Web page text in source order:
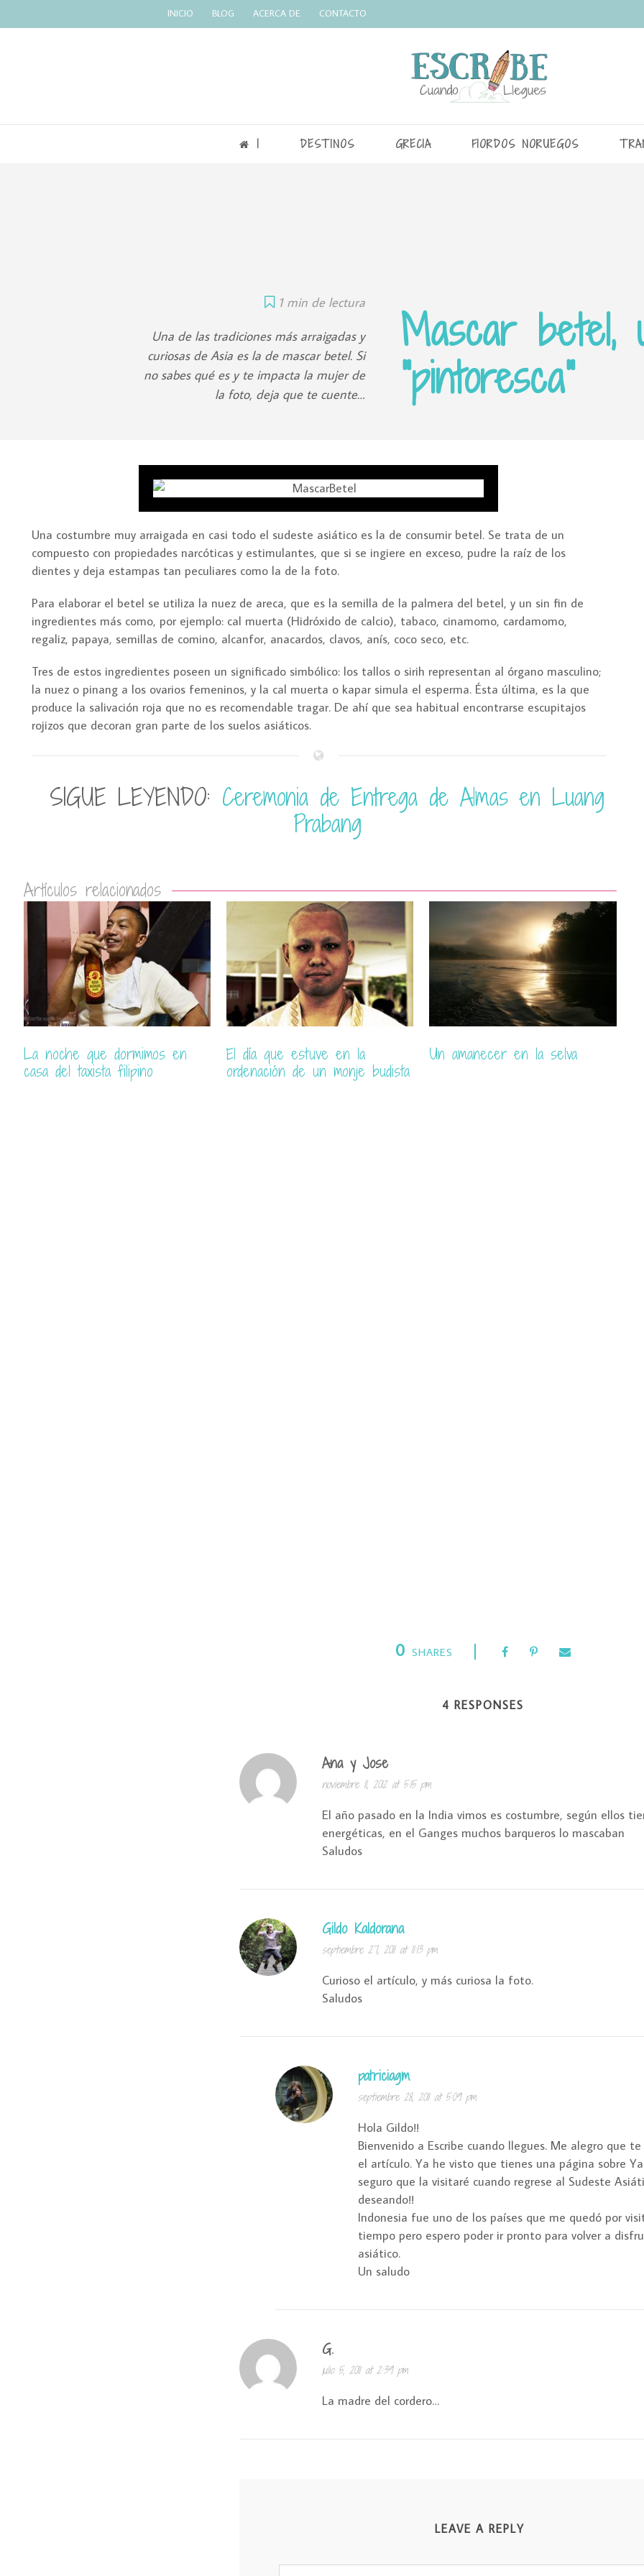
INICIO BLOG ACERCA DE CONTACTO
| DESTINOS GRECIA FIORDOS NORUEGOS
1 min de lectura
Una de las tradiciones más arraigadas y
curiosas de Asia es la de mascar betel. Si
no sabes qué es y te impacta la mujer de
la foto, deja que te cuente…
Mascar betel,
"pintoresca"
Una costumbre muy arraigada en casi todo el sudeste asiático es la de consumir betel. Se trata de un
compuesto con propiedades narcóticas y estimulantes, que si se ingiere en exceso, pudre la raíz de los
dientes y deja estampas tan peculiares como la de la foto.
Para elaborar el betel se utiliza la nuez de areca, que es la semilla de la palmera del betel, y un sin fin de
ingredientes más como, por ejemplo: cal muerta (Hidróxido de calcio), tabaco, cinamomo, cardamomo,
regaliz, papaya, semillas de comino, alcanfor, anacardos, clavos, anís, coco seco, etc.
Tres de estos ingredientes poseen un significado simbólico: los tallos o sirih representan al órgano masculino;
la nuez o pinang a los ovarios femeninos, y la cal muerta o kapar simula el esperma. Ésta última, es la que
produce la salivación roja que no es recomendable tragar. De ahí que sea habitual encontrarse escupitajos
rojizos que decoran gran parte de los suelos asiáticos.
SIGUE LEYENDO: Ceremonia de Entrega de Almas en Luang
Prabang
Artículos relacionados
La noche que dormimos en
casa del taxista filipino
El día que estuve en la
ordenación de un monje budista
Un amanecer en la selva
0 SHARES
4 RESPONSES
Ana y Jose
noviembre 11, 2012 at 5:15 pm
El año pasado en la India vimos es costumbre, según ellos
energéticas, en el Ganges muchos barqueros lo mascaban
Saludos
Gildo Kaldorana
septiembre 27, 2011 at 11:13 pm
Curioso el artículo, y más curiosa la foto.
Saludos
patriciagm
septiembre 28, 2011 at 5:09 pm
Hola Gildo!!
Bienvenido a Escribe cuando llegues. Me alegro que
el artículo. Ya he visto que tienes una página sobre
seguro que la visitaré cuando regrese al Sudeste
deseando!!
Indonesia fue uno de los países que me quedó por
tiempo pero espero poder ir pronto para volver a
asiático.
Un saludo
G.
julio 5, 2011 at 2:39 pm
La madre del cordero…
LEAVE A REPLY